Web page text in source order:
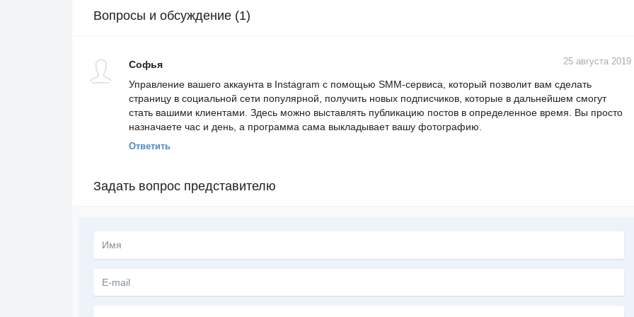
Вопросы и обсуждение (1)
25 августа 2019
Софья
Управление вашего аккаунта в Instagram с помощью SMM-сервиса, который позволит вам сделать
страницу в социальной сети популярной, получить новых подписчиков, которые в дальнейшем смогут
стать вашими клиентами. Здесь можно выставлять публикацию постов в определенное время. Вы просто
назначаете час и день, а программа сама выкладывает вашу фотографию.
Ответить
Задать вопрос представителю